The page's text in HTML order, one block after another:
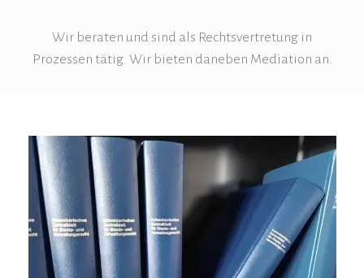
Wir beraten und sind als Rechtsvertretung in
Prozessen tätig. Wir bieten daneben Mediation an.